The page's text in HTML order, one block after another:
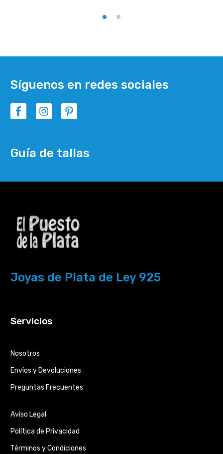
Síguenos en redes sociales
Guía de tallas
Joyas de Plata de Ley 925
Servicios
Nosotros
Envíos y Devoluciones
Preguntas Frecuentes
Aviso Legal
Política de Privacidad
Términos y Condiciones